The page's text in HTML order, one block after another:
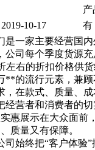
10-17
是一家主要经营国
公司每个季度货源
左右的折扣价格供
**的流行元素，兼
，在款式、质量、
经营者和消费者的
惠展示在大众面前
质量又有保障。
司始终把“客户体验